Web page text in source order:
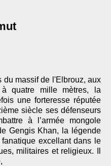
du massif de l'Elbrouz, aux
à quatre mille mètres, la
une forteresse réputée
siècle ses défenseurs
à l’armée mongole
Gengis Khan, la légende
fanatique excellant dans le
militaires et religieux. Il